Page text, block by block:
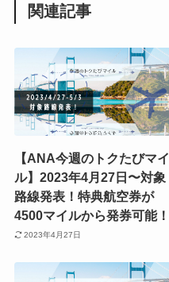
関連記事
【ANA今週のトクたびマイ
ル】2023年4月27日〜対象
路線発表！特典航空券が
4500マイルから発券可能！
2023年4月27日